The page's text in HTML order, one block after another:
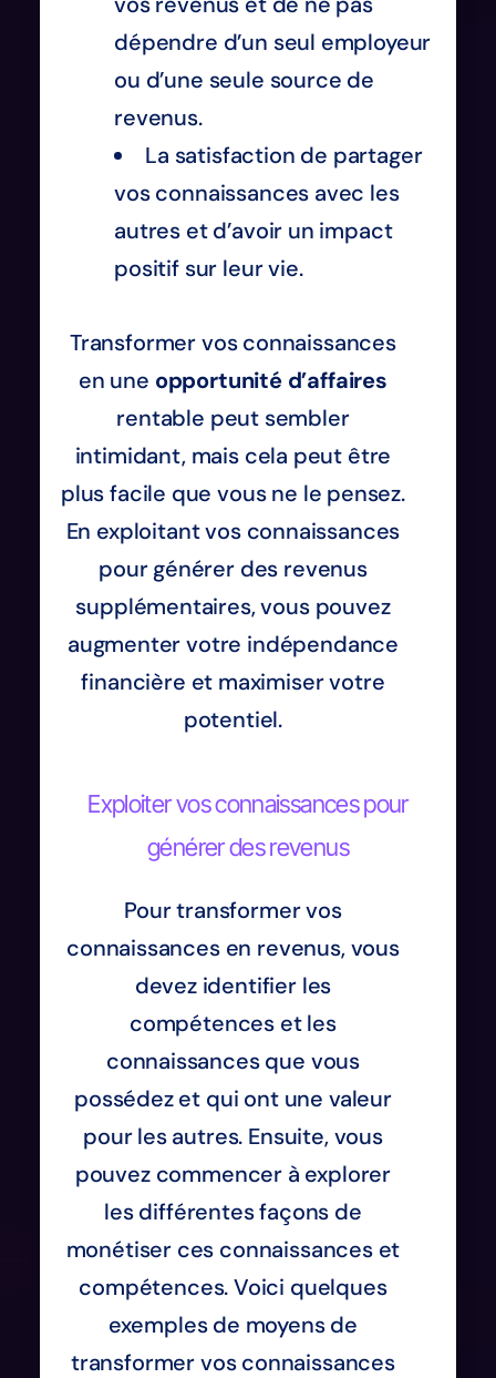
dépendre d’un seul employeur
ou d’une seule source de
revenus.
La satisfaction de partager
vos connaissances avec les
autres et d’avoir un impact
positif sur leur vie.
Transformer vos connaissances
en une opportunité d’affaires
rentable peut sembler
intimidant, mais cela peut être
plus facile que vous ne le pensez.
En exploitant vos connaissances
pour générer des revenus
supplémentaires, vous pouvez
augmenter votre indépendance
financière et maximiser votre
potentiel.
Exploiter vos connaissances pour
générer des revenus
Pour transformer vos
connaissances en revenus, vous
devez identifier les
compétences et les
connaissances que vous
possédez et qui ont une valeur
pour les autres. Ensuite, vous
pouvez commencer à explorer
les différentes façons de
monétiser ces connaissances et
compétences. Voici quelques
exemples de moyens de
transformer vos connaissances